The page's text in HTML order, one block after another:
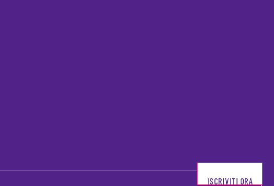
ISCRIVITI ORA